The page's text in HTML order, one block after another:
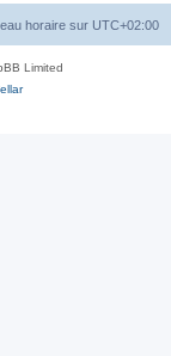
horaire sur UTC+02:00
Limited